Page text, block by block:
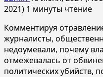
2021) 1 минуты чтение
Комментируя
журналисты,
недоумевали, почему
отмежевалась от
политических убийств,